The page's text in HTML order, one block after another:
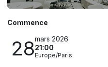
Commence
28mars 2026
21:00
Europe/Paris